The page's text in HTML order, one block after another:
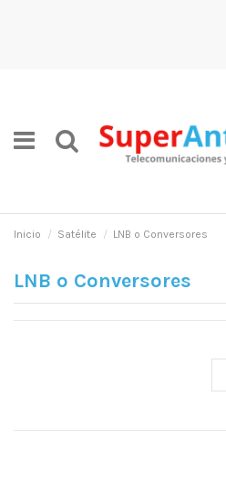
Inicio Satélite LNB o Conversores
LNB o Conversores